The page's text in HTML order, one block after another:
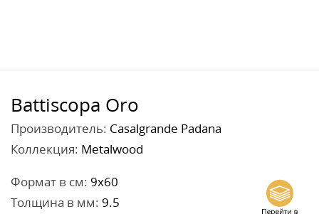
Battiscopa Oro
Производитель: Casalgrande Padana
Коллекция: Metalwood
Формат в см: 9x60
Толщина в мм: 9.5